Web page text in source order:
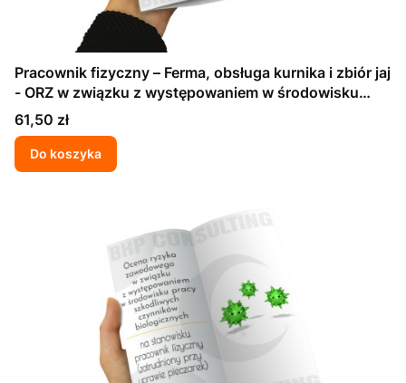
Pracownik fizyczny – Ferma, obsługa kurnika i zbiór jaj
- ORZ w związku z występowaniem w środowisku
pracy szkodliwych czynników biologicznych
Cena
61,50 zł
Do koszyka